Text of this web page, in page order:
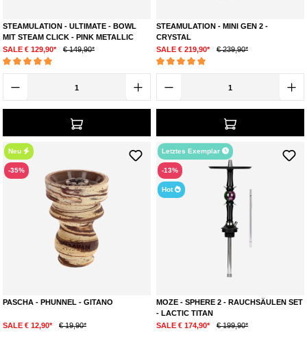
STEAMULATION - ULTIMATE - BOWL
MIT STEAM CLICK - PINK METALLIC
SALE € 129,90*
€ 149,90*
Durchschnittliche Bewertung von 5 von 5 Sternen
STEAMULATION - MINI GEN 2 -
CRYSTAL
SALE € 219,90*
€ 239,90*
Durchschnittliche Bewertung von 5 von 5
Neu
-35%
PASCHA - PHUNNEL - GITANO
SALE € 12,90* € 19,90*
Letztes Exemplar
-13%
Hot
MOZE - SPHERE 2 - RAUCHSÄULEN SET
- LACTIC TITAN
SALE € 174,90*
€ 199,90*